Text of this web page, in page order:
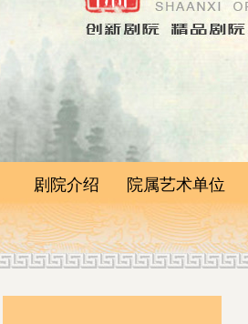
剧院介绍
剧院简介
院长寄语
院属艺术单位
一团
二团